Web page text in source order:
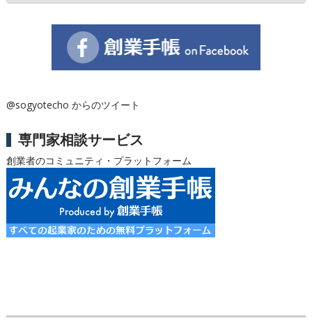
@sogyotecho からのツイート
専門家相談サービス
創業者のコミュニティ・プラットフォーム